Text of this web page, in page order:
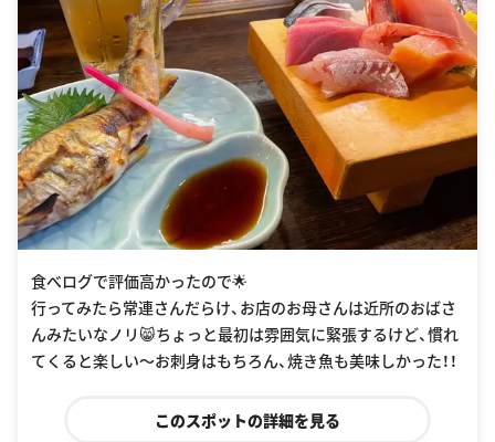
食べログで評価高かったので🌟
行ってみたら常連さんだらけ、お店のお母さんは近所のおばさ
んみたいなノリ😸ちょっと最初は雰囲気に緊張するけど、慣れ
てくると楽しい〜お刺身はもちろん、焼き魚も美味しかった！！
このスポットの詳細を見る